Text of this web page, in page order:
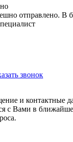
отправлено. В
звонок
и контактные
с Вами в